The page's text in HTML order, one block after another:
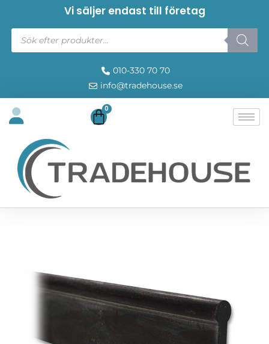
Vi säljer endast till företag
010-330 70 70
info@tradehouse.se
0